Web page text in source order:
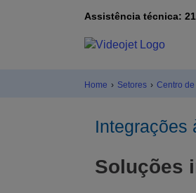
Assistência técnica:
Home › Setores › Centro
Integrações
Soluções